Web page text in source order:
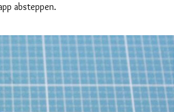
absteppen.